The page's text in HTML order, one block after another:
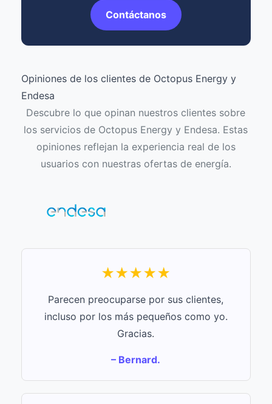
Contáctanos
Opiniones de los clientes de Octopus Energy y
Endesa
Descubre lo que opinan nuestros clientes sobre
los servicios de Octopus Energy y Endesa. Estas
opiniones reflejan la experiencia real de los
usuarios con nuestras ofertas de energía.
★★★★★
Parecen preocuparse por sus clientes,
incluso por los más pequeños como yo.
Gracias.
– Bernard.